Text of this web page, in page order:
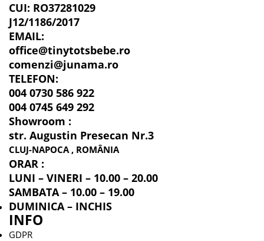
CUI: RO37281029
J12/1186/2017
EMAIL:
office@tinytotsbebe.ro
comenzi@junama.ro
TELEFON:
004 0730 586 922
004 0745 649 292
Showroom :
str. Augustin Presecan Nr.3
CLUJ-NAPOCA , ROMÂNIA
ORAR :
LUNI – VINERI – 10.00 – 20.00
SAMBATA – 10.00 – 19.00
DUMINICA – INCHIS
INFO
GDPR